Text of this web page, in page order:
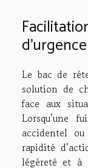
Le bac de
solution de
face aux
Lorsqu’une
accidentel
rapidité
légèreté et à